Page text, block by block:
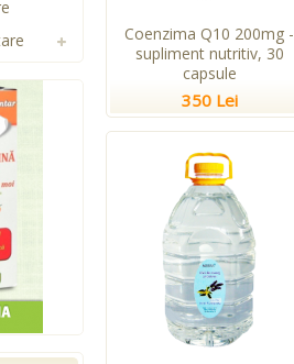
Coenzima Q10 200mg -
supliment nutritiv, 30
capsule
350 Lei